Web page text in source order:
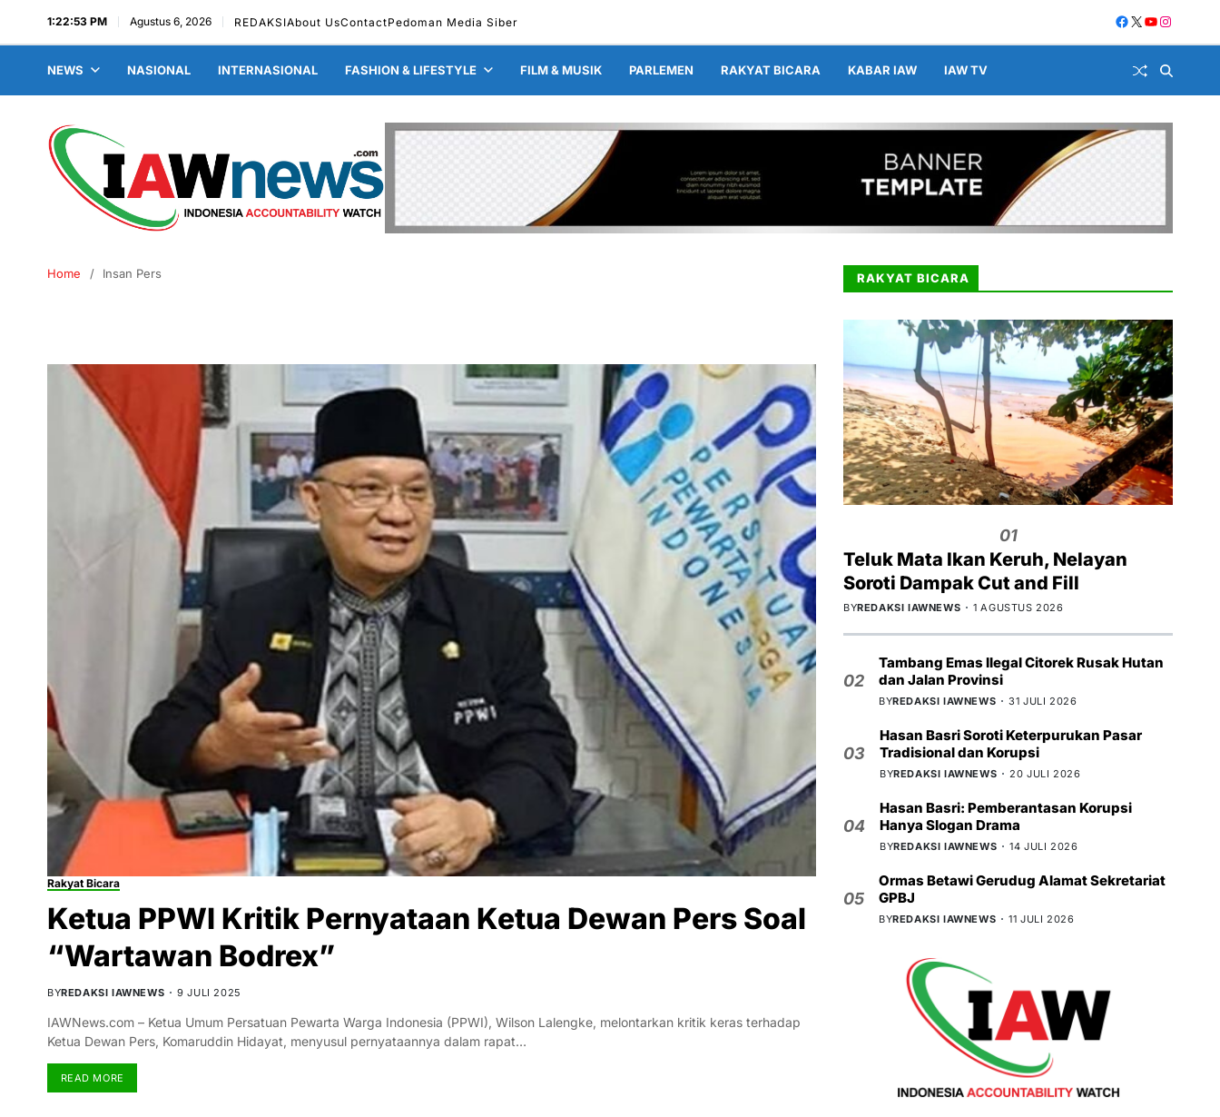
1:22:54 PM Agustus 6, 2026 REDAKSIAbout UsContactPedoman Media Siber
NEWS NASIONAL INTERNASIONAL FASHION & LIFESTYLE FILM & MUSIK PARLEMEN RAKYAT BICARA KABAR IAW IAW TV
Home Insan Pers
Rakyat Bicara
Ketua PPWI Kritik Pernyataan Ketua Dewan Pers Soal
“Wartawan Bodrex”
BYREDAKSI IAWNEWS 9 JULI 2025
IAWNews.com – Ketua Umum Persatuan Pewarta Warga Indonesia (PPWI), Wilson Lalengke, melontarkan kritik keras terhadap
Ketua Dewan Pers, Komaruddin Hidayat, menyusul pernyataannya dalam rapat…
READ MORE
RAKYAT BICARA
01
Teluk Mata Ikan Keruh, Nelayan
Soroti Dampak Cut and Fill
BYREDAKSI IAWNEWS 1 AGUSTUS 2026
02
Tambang Emas Ilegal Citorek Rusak Hutan
dan Jalan Provinsi
BYREDAKSI IAWNEWS 31 JULI 2026
03
Hasan Basri Soroti Keterpurukan Pasar
Tradisional dan Korupsi
BYREDAKSI IAWNEWS 20 JULI 2026
04
Hasan Basri: Pemberantasan Korupsi
Hanya Slogan Drama
BYREDAKSI IAWNEWS 14 JULI 2026
05
Ormas Betawi Gerudug Alamat Sekretariat
GPBJ
BYREDAKSI IAWNEWS 11 JULI 2026